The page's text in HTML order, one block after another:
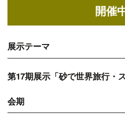
開催
展示テーマ
第17期展示「砂で世界旅行・
会期